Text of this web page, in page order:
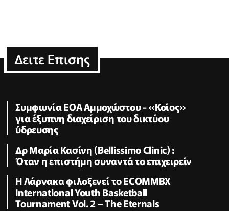
Δειτε Επισης
Συμφωνία ΕΟΑ Αμμοχώστου - «Κοίος»
για έξυπνη διαχείριση του δικτύου
ύδρευσης
Δρ Μαρία Κασίνη (Bellissimo Clinic) :
Όταν η επιστήμη συναντά το επιχειρείν
Η Λάρνακα φιλοξενεί το ECOMMBX
International Youth Basketball
Tournament Vol. 2 – The Eternals